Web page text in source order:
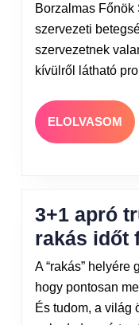
Borzalmas
szervezeti
szervezetnek
kívülről látható
ELOLVASOM
3+1 apró
rakás időt
A “rakás” helyére
hogy pontosan
És tudom, a világ